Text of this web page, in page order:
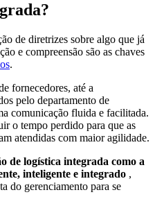
de diretrizes sobre algo que já
e compreensão são as chaves
.
fornecedores, até a
pelo departamento de
comunicação fluida e facilitada.
o tempo perdido para que as
atendidas com maior agilidade.
de logística integrada como a
inteligente e integrado ,
do gerenciamento para se